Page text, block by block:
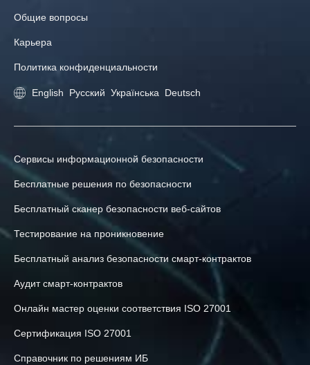
Общие вопросы
Карьера
Политика конфиденциальности
English Русский Українська Deutsch
Сервисы информационной безопасности
Бесплатные решения по безопасности
Бесплатный сканер безопасности веб-сайтов
Тестирование на проникновение
Бесплатный анализ безопасности смарт-контрактов
Аудит смарт-контрактов
Онлайн мастер оценки соответствия ISO 27001
Сертификация ISO 27001
Справочник по решениям ИБ